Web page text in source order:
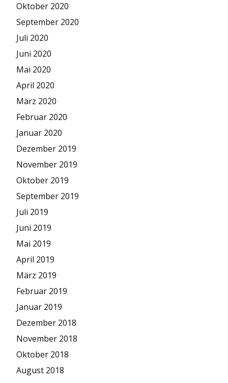
Oktober 2020
September 2020
Juli 2020
Juni 2020
Mai 2020
April 2020
März 2020
Februar 2020
Januar 2020
Dezember 2019
November 2019
Oktober 2019
September 2019
Juli 2019
Juni 2019
Mai 2019
April 2019
März 2019
Februar 2019
Januar 2019
Dezember 2018
November 2018
Oktober 2018
August 2018